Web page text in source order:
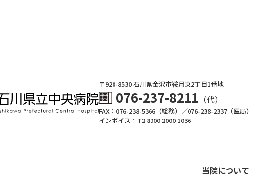
〒920-8530 ⽯川県⾦沢市鞍⽉東2丁⽬1番地
076-237-8211 （代）
FAX：076-238-5366（総務）／076-238-2337（医局）
インボイス：T2 8000 2000 1036
当院について